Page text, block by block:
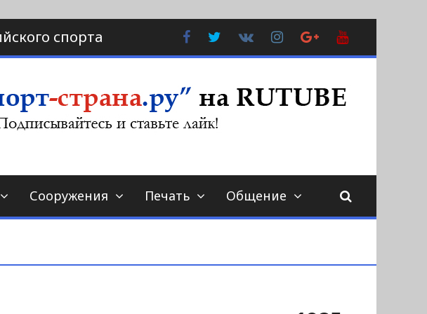
спорта FacebookTwitter
Контакте
Instagram
Google
Plus
Сооружения Печать Общение